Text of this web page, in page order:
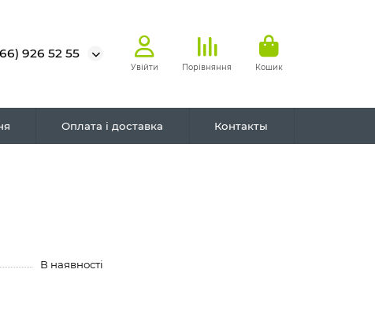
926 52 55
Увійти Порівняння Кошик
Оплата і доставка Контакты
В наявності